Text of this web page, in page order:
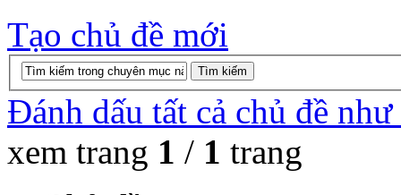
Tạo chủ đề mới
Đánh dấu tất cả chủ đề
xem trang 1 / 1 trang